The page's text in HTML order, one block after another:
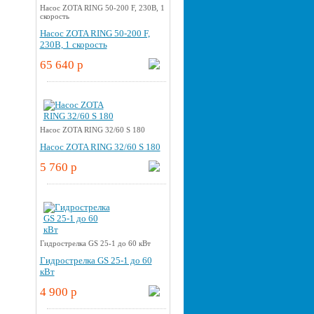
Насос ZOTA RING 50-200 F, 230В, 1
скорость
Насос ZOTA RING 50-200 F,
230В, 1 скорость
65 640 p
Насос ZOTA RING 32/60 S 180
Насос ZOTA RING 32/60 S 180
5 760 p
Гидрострелка GS 25-1 до 60 кВт
Гидрострелка GS 25-1 до 60
кВт
4 900 p